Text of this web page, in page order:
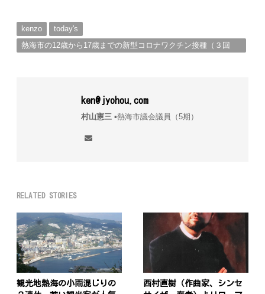
kenzo
today's
熱海市の12歳から17歳までの新型コロナワクチン接種（３回
ken@jyohou.com
村山憲三▪︎熱海市議会議員（5期）
RELATED STORIES
観光地熱海の小雨混じりの
西村直樹（作曲家、シンセ